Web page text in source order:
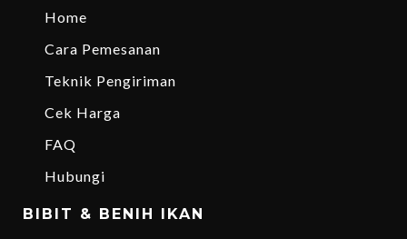
Home
Cara Pemesanan
Teknik Pengiriman
Cek Harga
FAQ
Hubungi
BIBIT & BENIH IKAN